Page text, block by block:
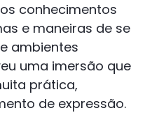
conhecimentos
e maneiras de se
ambientes
uma imersão que
prática,
de expressão.